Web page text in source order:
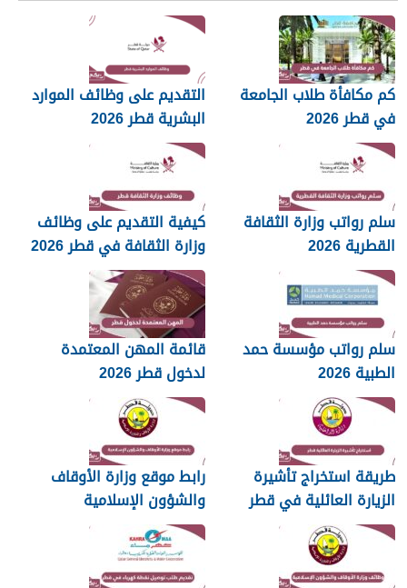
كم مكافأة طلاب الجامعة
في قطر 2026
التقديم على وظائف الموارد
البشرية قطر 2026
سلم رواتب وزارة الثقافة
القطرية 2026
كيفية التقديم على وظائف
وزارة الثقافة في قطر 2026
سلم رواتب مؤسسة حمد
الطبية 2026
قائمة المهن المعتمدة
لدخول قطر 2026
طريقة استخراج تأشيرة
الزيارة العائلية في قطر
2026
رابط موقع وزارة الأوقاف
والشؤون الإسلامية
islam.gov.qa